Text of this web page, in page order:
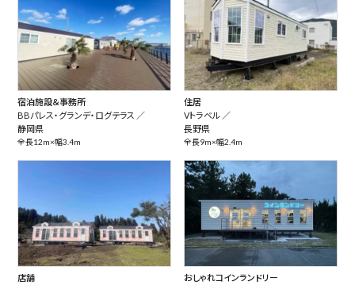
宿泊施設＆事務所
BBパレス・グランデ・ログテラス ／
静岡県
全長12m×幅3.4m
住居
Vトラベル ／
長野県
全長9m×幅2.4m
店舗
おしゃれコインランドリー